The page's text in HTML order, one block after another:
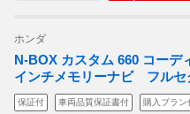
ホンダ
N-BOX カスタム 660 コーデ
インチメモリーナビ フル
保証付 車両品質保証書付 購入プラン